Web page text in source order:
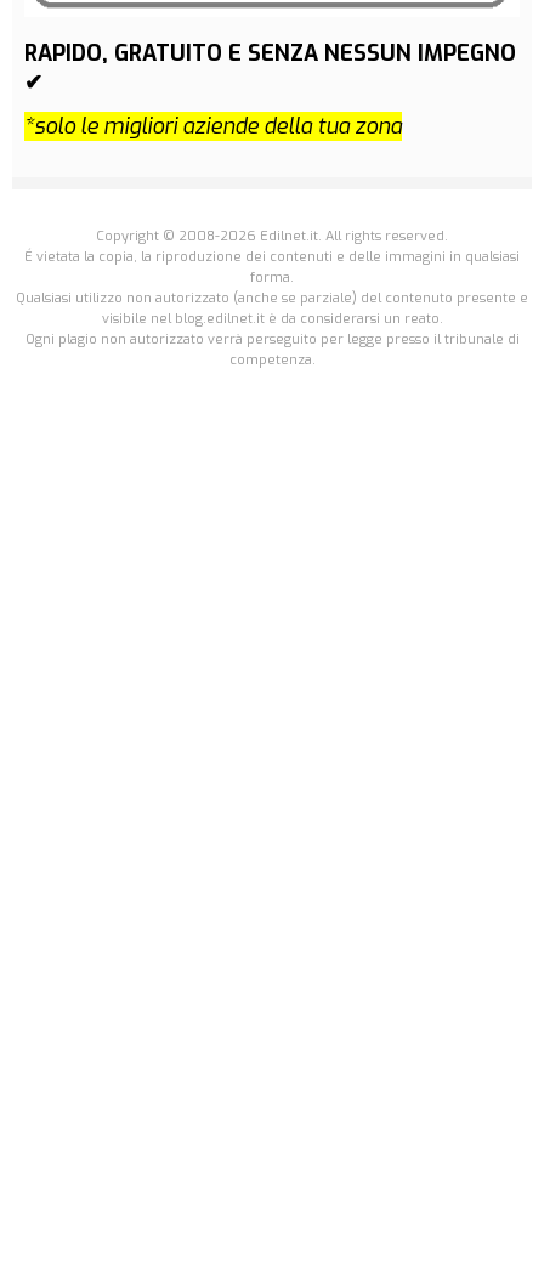
RAPIDO, GRATUITO E SENZA NESSUN IMPEGNO
✔
*solo le migliori aziende della tua zona
Copyright © 2008-2026 Edilnet.it. All rights reserved.
É vietata la copia, la riproduzione dei contenuti e delle immagini in qualsiasi
forma.
Qualsiasi utilizzo non autorizzato (anche se parziale) del contenuto presente e
visibile nel blog.edilnet.it è da considerarsi un reato.
Ogni plagio non autorizzato verrà perseguito per legge presso il tribunale di
competenza.